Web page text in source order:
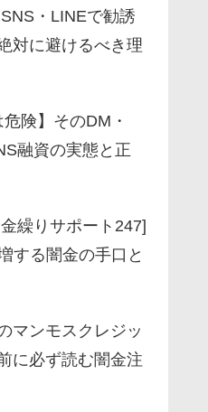
・LINEで勧誘
対に避けるべき理
険】そのDM・
融資の実態と正
繰りサポート247]
する闇金の手口と
マンモスクレジッ
に必ず読む闇金注